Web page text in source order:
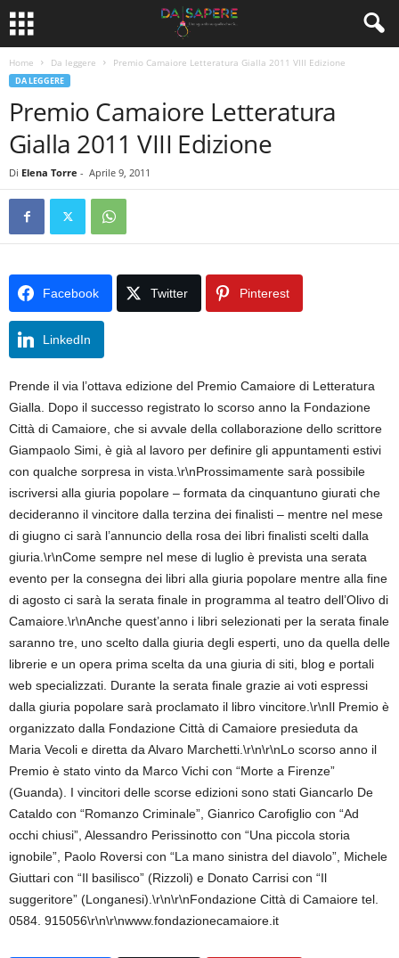
Home Da leggere Premio Camaiore Letteratura Gialla 2011 VIII Edizione
DA LEGGERE
Premio Camaiore Letteratura
Gialla 2011 VIII Edizione
Di Elena Torre - Aprile 9, 2011
Facebook Twitter Pinterest
LinkedIn
Prende il via l’ottava edizione del Premio Camaiore di Letteratura
Gialla. Dopo il successo registrato lo scorso anno la Fondazione
Città di Camaiore, che si avvale della collaborazione dello scrittore
Giampaolo Simi, è già al lavoro per definire gli appuntamenti estivi
con qualche sorpresa in vista.\r\nProssimamente sarà possibile
iscriversi alla giuria popolare – formata da cinquantuno giurati che
decideranno il vincitore dalla terzina dei finalisti – mentre nel mese
di giugno ci sarà l’annuncio della rosa dei libri finalisti scelti dalla
giuria.\r\nCome sempre nel mese di luglio è prevista una serata
evento per la consegna dei libri alla giuria popolare mentre alla fine
di agosto ci sarà la serata finale in programma al teatro dell’Olivo di
Camaiore.\r\nAnche quest’anno i libri selezionati per la serata finale
saranno tre, uno scelto dalla giuria degli esperti, uno da quella delle
librerie e un opera prima scelta da una giuria di siti, blog e portali
web specializzati. Durante la serata finale grazie ai voti espressi
dalla giuria popolare sarà proclamato il libro vincitore.\r\nIl Premio è
organizzato dalla Fondazione Città di Camaiore presieduta da
Maria Vecoli e diretta da Alvaro Marchetti.\r\n\r\nLo scorso anno il
Premio è stato vinto da Marco Vichi con “Morte a Firenze”
(Guanda). I vincitori delle scorse edizioni sono stati Giancarlo De
Cataldo con “Romanzo Criminale”, Gianrico Carofiglio con “Ad
occhi chiusi”, Alessandro Perissinotto con “Una piccola storia
ignobile”, Paolo Roversi con “La mano sinistra del diavolo”, Michele
Giuttari con “Il basilisco” (Rizzoli) e Donato Carrisi con “Il
suggeritore” (Longanesi).\r\n\r\nFondazione Città di Camaiore tel.
0584. 915056\r\n\r\nwww.fondazionecamaiore.it